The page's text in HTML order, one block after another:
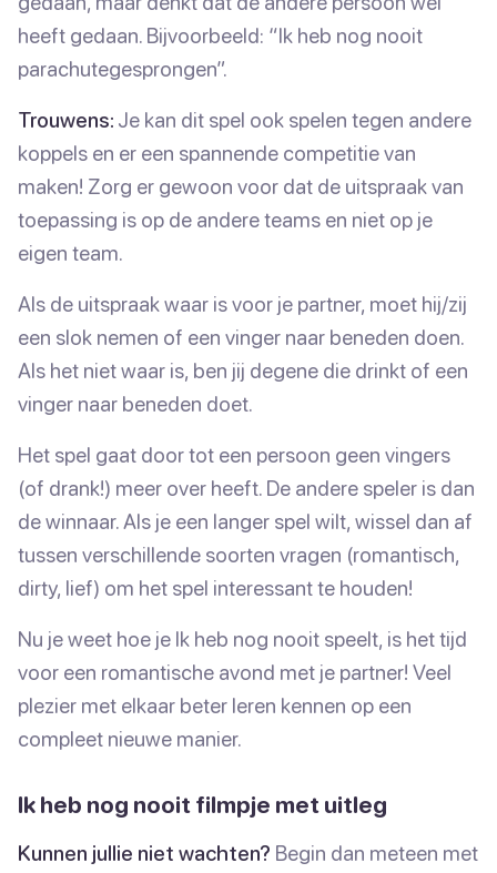
heeft gedaan. Bijvoorbeeld: “Ik heb nog nooit
parachutegesprongen”.
Trouwens: Je kan dit spel ook spelen tegen andere
koppels en er een spannende competitie van
maken! Zorg er gewoon voor dat de uitspraak van
toepassing is op de andere teams en niet op je
eigen team.
Als de uitspraak waar is voor je partner, moet hij/zij
een slok nemen of een vinger naar beneden doen.
Als het niet waar is, ben jij degene die drinkt of een
vinger naar beneden doet.
Het spel gaat door tot een persoon geen vingers
(of drank!) meer over heeft. De andere speler is dan
de winnaar. Als je een langer spel wilt, wissel dan af
tussen verschillende soorten vragen (romantisch,
dirty, lief) om het spel interessant te houden!
Nu je weet hoe je Ik heb nog nooit speelt, is het tijd
voor een romantische avond met je partner! Veel
plezier met elkaar beter leren kennen op een
compleet nieuwe manier.
Ik heb nog nooit filmpje met uitleg
Kunnen jullie niet wachten? Begin dan meteen met